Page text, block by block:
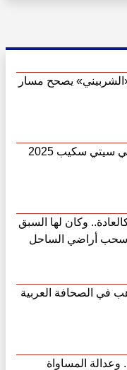
.. «الشربيني» يصحح مسار
سيتي سكيب 2025
وكان لها السبق
أراضي الساحل
في الصحافة العربية
المساواة